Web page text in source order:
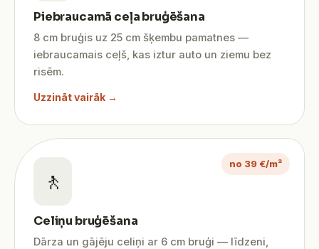
Piebraucamā ceļa bruģēšana
8 cm bruģis uz 25 cm šķembu pamatnes —
iebraucamais ceļš, kas iztur auto un ziemu bez
risēm.
Uzzināt vairāk →
no 39 €/m²
🚶
Celiņu bruģēšana
Dārza un gājēju celiņi ar 6 cm bruģi — līdzeni,